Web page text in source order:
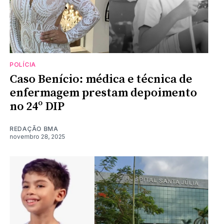
POLÍCIA
Caso Benício: médica e técnica de
enfermagem prestam depoimento
no 24º DIP
REDAÇÃO BMA
novembro 28, 2025